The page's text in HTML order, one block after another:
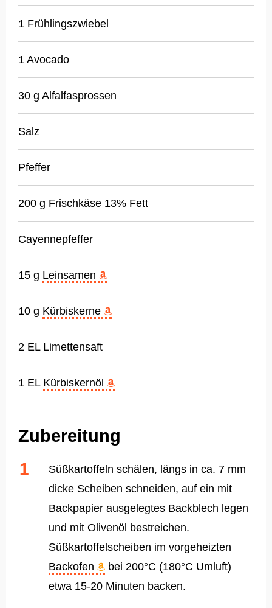
1 Frühlingszwiebel
1 Avocado
30 g Alfalfasprossen
Salz
Pfeffer
200 g Frischkäse 13% Fett
Cayennepfeffer
15 g Leinsamen
10 g Kürbiskerne
2 EL Limettensaft
1 EL Kürbiskernöl
Zubereitung
Süßkartoffeln schälen, längs in ca. 7 mm
dicke Scheiben schneiden, auf ein mit
Backpapier ausgelegtes Backblech legen
und mit Olivenöl bestreichen.
Süßkartoffelscheiben im vorgeheizten
Backofen
bei 200°C (180°C Umluft)
etwa 15-20 Minuten backen.